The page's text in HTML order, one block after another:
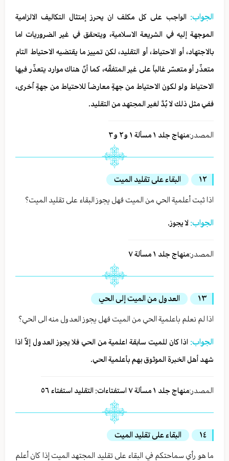
الجواب: الواجب على كل مكلف ان يحرز إمتثال التكاليف الالزامية
الموجهة إليه في الشريعة الاسلامية، ويتحقق في غير الضروريات اما
بالاجتهاد، أو الاحتياط، أو التقليد، لكن تمييز ما يقتضيه الاحتياط التام
متعذّر أو متعسّر غالباً على غير المتفقّه، كما أنّ هناك موارد يتعذّر فيها
الاحتياط ولو لكون الاحتياط من جهةٍ معارضاً للاحتياط من جهةٍ أُخرى،
ففي مثل ذلك لا بُدَّ لغير المجتهد من التقليد.
المصدر:منهاج جلد ١ مسألة ١ و٢ و٣
١٢
البقاء على تقليد الميت
اذا ثبت أعلمية الحي من الميت فهل يجوز البقاء على تقليد الميت؟
الجواب: لا يجوز.
المصدر:منهاج جلد ١ مسألة ٧
١٣
العدول من الميت إلى الحي
اذا لم نعلم باعلمية الحي من الميت فهل يجوز العدول منه الى الحي؟
الجواب: اذا كان للميت سابقة اعلمية من الحي فلا يجوز العدول إلاّ اذا
شهد أهل الخبرة الموثوق بهم بأعلمية الحي.
المصدر:منهاج جلد ١ مسألة ٧ استفتاءات: التقليد استفتاء ٥٦
١٤
البقاء على تقليد الميت
ما هو رأي سماحتكم في البقاء على تقليد المجتهد الميت إذا كان أعلم